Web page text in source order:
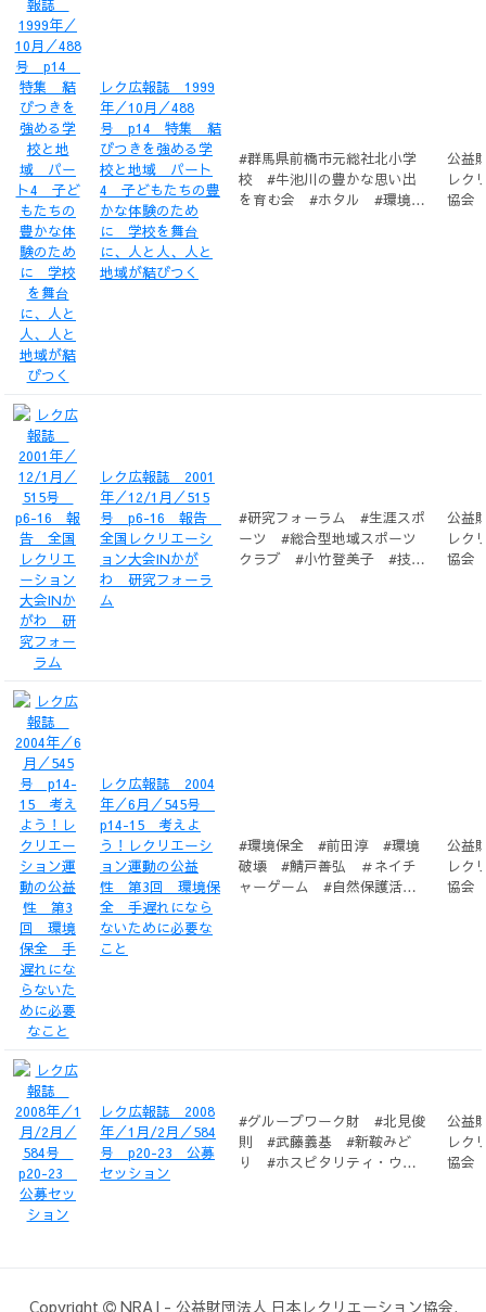
レク広報誌 1999
年／10月／488
号 p14 特集 結
びつきを強める学
校と地域 パート
4 子どもたちの豊
かな体験のため
に 学校を舞台
に、人と人、人と
地域が結びつく
#群馬県前橋市元総社北小学
校 #牛池川の豊かな思い出
を育む会 #ホタル #環境保
公益
レク
協会
レク広報誌 2001
年／12/1月／515
号 p6-16 報告
全国レクリエーシ
ョン大会INかが
わ 研究フォーラ
ム
#研究フォーラム #生涯スポ
ーツ #総合型地域スポーツ
クラブ #小竹登美子 #技術
全 #石川勝士 #ネイチャー
エクスプロアリング #佐藤
晴光 #コースづくり #笠松
ヤ子 #島 #恵比須暁美 #
地域活動 #平田一美 #事業
グループ #後藤剛彦
公益
レク
協会
レク広報誌 2004
年／6月／545号
p14-15 考えよ
う！レクリエーシ
ョン運動の公益
性 第3回 環境保
全 手遅れになら
ないために必要な
こと
#環境保全 #前田淳 #環境
破壊 #鯖戸善弘 ＃ネイチ
ャーゲーム #自然保護活
公益
レク
協会
レク広報誌 2008
年／1月/2月／584
号 p20-23 公募
セッション
#グループワーク財 #北見俊
則 #武藤義基 #新鞍みど
り #ホスピタリティ・ウォ
綾子 #クライミング #小川
公益
レク
協会
Copyright NRAJ - 公益財団法人 日本レクリエーション協会.